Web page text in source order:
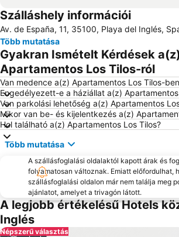
Repülőtér Nemzetközi de Gran Canaria
Arguineguín
Gran
Las Palmas
Yumbo
Templo Ecuménico San Salvador
Aqualand
Puerto de Mogán
Gran
Triana
Centro Comercial Las Arenas
Szálláshely információi
Av. de España, 11, 35100, Playa del Inglés,
Több mutatása
Gyakran Ismételt Kérdések
Apartamentos Los Tilos-ról
Van medence a(z) Apartamentos Los Tilos-
Engedélyezett-e a háziállat a(z)
Van parkolási lehetőség a(z) Apartamentos
Mikor van be- és kijelentkezés a(z)
Hol található a(z) Apartamentos Los Tilos?
Több mutatása
A szállásfoglalási oldalaktól kapott árak és
folyamatosan változnak. Emiatt előfordulhat,
szállásfoglalási oldalon már nem találja meg
ajánlatot, amelyet a trivagón látott.
A legjobb értékelésű Hotels
Inglés
Népszerű választás